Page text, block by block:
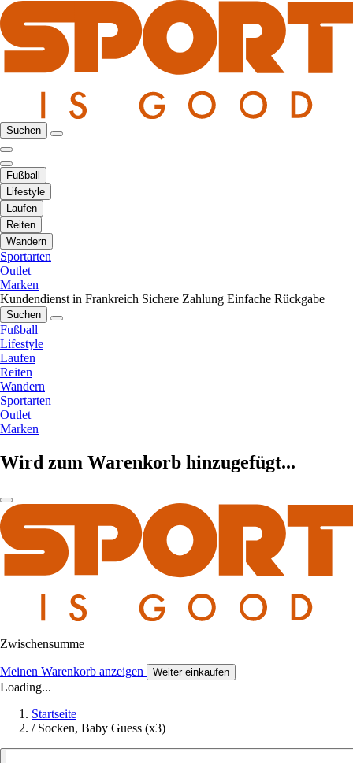
Suchen
Fußball
Lifestyle
Laufen
Reiten
Wandern
Sportarten
Outlet
Marken
Kundendienst in Frankreich Sichere Zahlung Einfache Rückgabe
Suchen
Fußball
Lifestyle
Laufen
Reiten
Wandern
Sportarten
Outlet
Marken
Wird zum Warenkorb hinzugefügt...
Zwischensumme
Meinen Warenkorb anzeigen Weiter einkaufen
Loading...
Startseite
/ Socken, Baby Guess (x3)